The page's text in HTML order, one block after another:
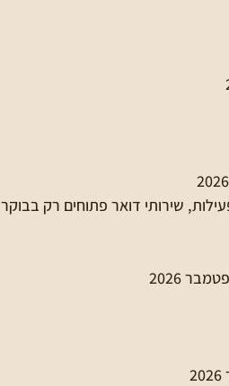
שירותי דואר פתוחים רק בבוקר